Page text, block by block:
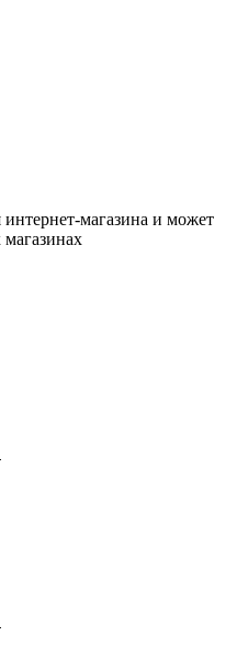
интернет-магазина и может